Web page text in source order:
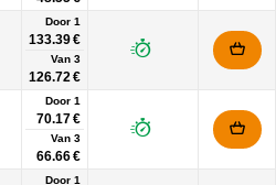
Door 1
133.39 €
Van 3
126.72 €
Door 1
70.17 €
Van 3
66.66 €
Door 1